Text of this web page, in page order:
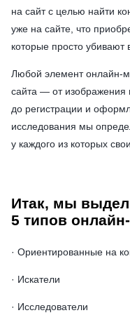
на сайт с целью найти
уже на сайте, что
которые просто убивают
Любой элемент онлайн-
сайта — от изображения
до регистрации и
исследования мы
у каждого из которых
Итак, мы
5 типов
· Ориентированные на
· Искатели
· Исследователи